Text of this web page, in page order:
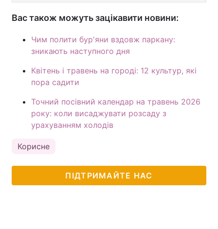
Вас також можуть зацікавити новини:
Чим полити бур'яни вздовж паркану:
зникають наступного дня
Квітень і травень на городі: 12 культур, які
пора садити
Точний посівний календар на травень 2026
року: коли висаджувати розсаду з
урахуванням холодів
Корисне
ПІДТРИМАЙТЕ НАС